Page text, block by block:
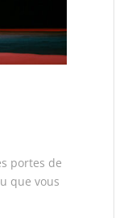
portes de
que vous